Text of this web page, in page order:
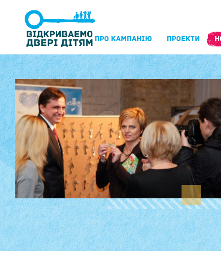
ПРО КАМПАНIЮ ПРОЕКТИ